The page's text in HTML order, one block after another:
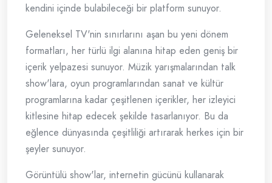
kendini içinde bulabileceği bir platform sunuyor.
Geleneksel TV'nin sınırlarını aşan bu yeni dönem
formatları, her türlü ilgi alanına hitap eden geniş bir
içerik yelpazesi sunuyor. Müzik yarışmalarından talk
show'lara, oyun programlarından sanat ve kültür
programlarına kadar çeşitlenen içerikler, her izleyici
kitlesine hitap edecek şekilde tasarlanıyor. Bu da
eğlence dünyasında çeşitliliği artırarak herkes için bir
şeyler sunuyor.
Görüntülü show'lar, internetin gücünü kullanarak